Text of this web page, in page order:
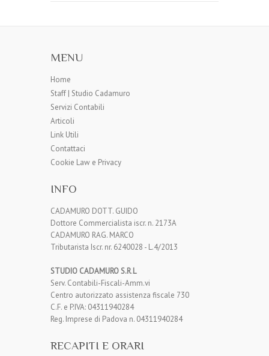
MENU
Home
Staff | Studio Cadamuro
Servizi Contabili
Articoli
Link Utili
Contattaci
Cookie Law e Privacy
INFO
CADAMURO DOTT. GUIDO
Dottore Commercialista iscr. n. 2173A
CADAMURO RAG. MARCO
Tributarista Iscr. nr. 6240028 - L.4/2013
STUDIO CADAMURO S.R.L
Serv. Contabili-Fiscali-Amm.vi
Centro autorizzato assistenza fiscale 730
C.F. e P.IVA: 04311940284
Reg. Imprese di Padova n. 04311940284
RECAPITI E ORARI